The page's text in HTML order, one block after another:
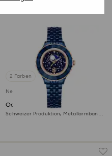
2 Farben
Neu
Octea moon Uhr
Schweizer Produktion, Metallarmband,